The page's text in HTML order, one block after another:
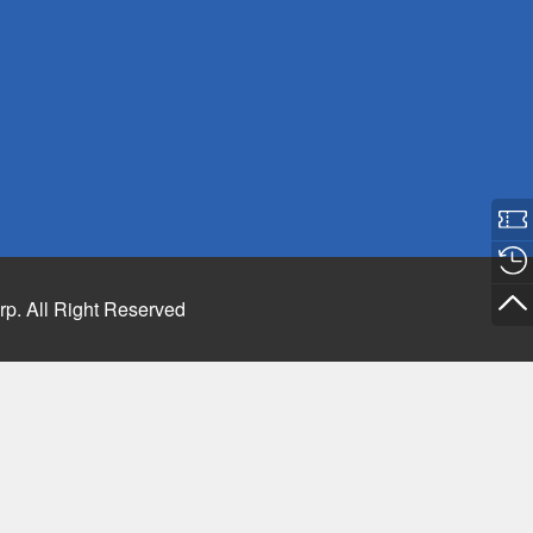
All Right Reserved